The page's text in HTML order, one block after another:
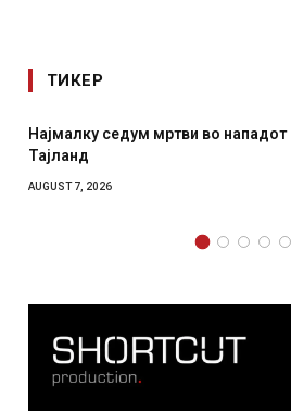
ТИКЕР
СОЗИС: Украинците повеќе им
отколку на Зеленски
AUGUST 7, 2026